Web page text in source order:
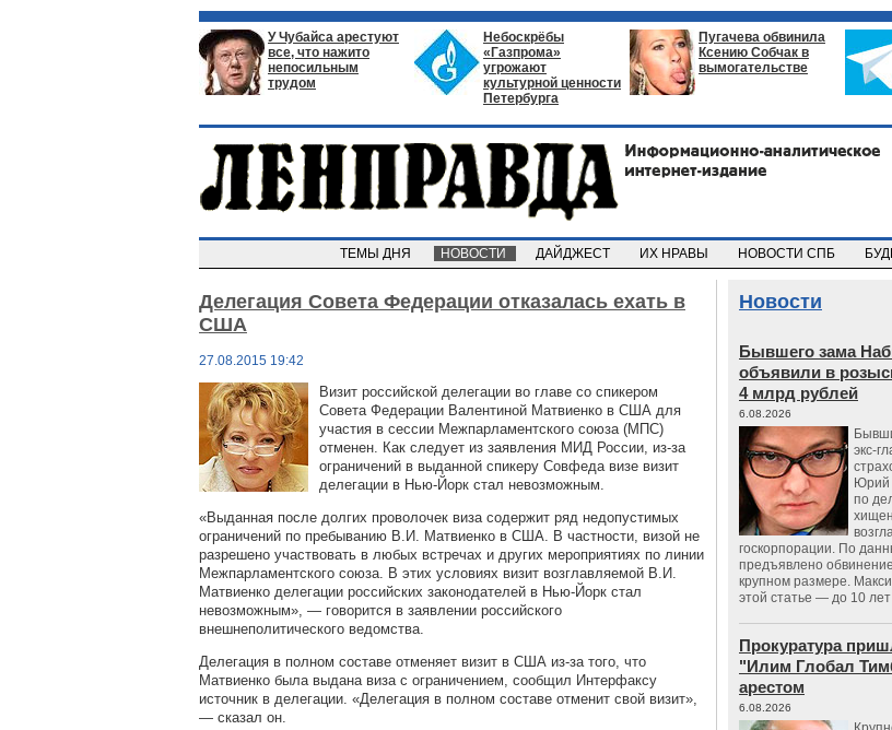
У Чубайса арестуют
все, что нажито
непосильным
трудом
Небоскрёбы
«Газпрома»
угрожают
культурной ценности
Петербурга
Пугачева обвинила
Ксению Собчак в
вымогательстве
ТЕМЫ ДНЯ НОВОСТИ ДАЙДЖЕСТ ИХ НРАВЫ НОВОСТИ СПБ
Делегация Совета Федерации отказалась ехать в
США
27.08.2015 19:42
Визит российской делегации во главе со спикером
Совета Федерации Валентиной Матвиенко в США для
участия в сессии Межпарламентского союза (МПС)
отменен. Как следует из заявления МИД России, из-за
ограничений в выданной спикеру Совфеда визе визит
делегации в Нью-Йорк стал невозможным.
«Выданная после долгих проволочек виза содержит ряд недопустимых
ограничений по пребыванию В.И. Матвиенко в США. В частности, визой не
разрешено участвовать в любых встречах и других мероприятиях по линии
Межпарламентского союза. В этих условиях визит возглавляемой В.И.
Матвиенко делегации российских законодателей в Нью-Йорк стал
невозможным», — говорится в заявлении российского
внешнеполитического ведомства.
Делегация в полном составе отменяет визит в США из-за того, что
Матвиенко была выдана виза с ограничением, сообщил Интерфаксу
источник в делегации. «Делегация в полном составе отменит свой визит»,
— сказал он.
Новости
Бывшего зама
объявили в
4 млрд рублей
6.08.2026
экс-
Юрий
по
госкорпорации. По
предъявлено
крупном размере.
этой статье — до 10
Прокуратура
"Илим Глобал
арестом
6.08.2026